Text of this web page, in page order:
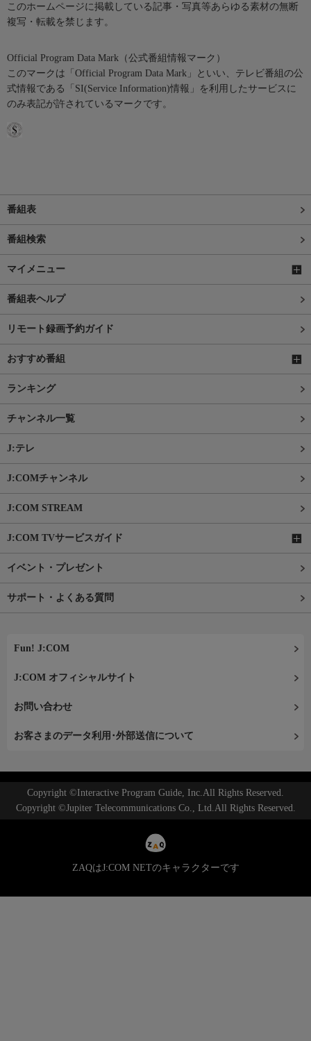
このホームページに掲載している記事・写真等あらゆる素材の無断
複写・転載を禁じます。
Official Program Data Mark（公式番組情報マーク）
このマークは「Official Program Data Mark」といい、テレビ番組の公
式情報である「SI(Service Information)情報」を利用したサービスに
のみ表記が許されているマークです。
番組表
番組検索
マイメニュー
番組表ヘルプ
リモート録画予約ガイド
おすすめ番組
ランキング
チャンネル一覧
J:テレ
J:COMチャンネル
J:COM STREAM
J:COM TVサービスガイド
イベント・プレゼント
サポート・よくある質問
Fun! J:COM
J:COM オフィシャルサイト
お問い合わせ
お客さまのデータ利用･外部送信について
Copyright ©Interactive Program Guide, Inc.All Rights Reserved.
Copyright ©Jupiter Telecommunications Co., Ltd.All Rights Reserved.
ZAQはJ:COM NETのキャラクターです